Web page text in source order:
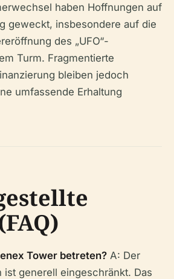
haben Hoffnungen auf
geweckt, insbesondere auf die
des „UFO“-
Turm. Fragmentierte
bleiben jedoch
umfassende Erhaltung
Tower betreten? A: Der
ist generell eingeschränkt. Das